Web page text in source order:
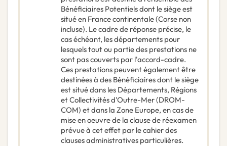
Bénéficiaires Potentiels dont le siège est
situé en France continentale (Corse non
incluse). Le cadre de réponse précise, le
cas échéant, les départements pour
lesquels tout ou partie des prestations ne
sont pas couverts par l'accord-cadre.
Ces prestations peuvent également être
destinées à des Bénéficiaires dont le siège
est situé dans les Départements, Régions
et Collectivités d'Outre-Mer (DROM-
COM) et dans la Zone Europe, en cas de
mise en oeuvre de la clause de réexamen
prévue à cet effet par le cahier des
clauses administratives particulières.